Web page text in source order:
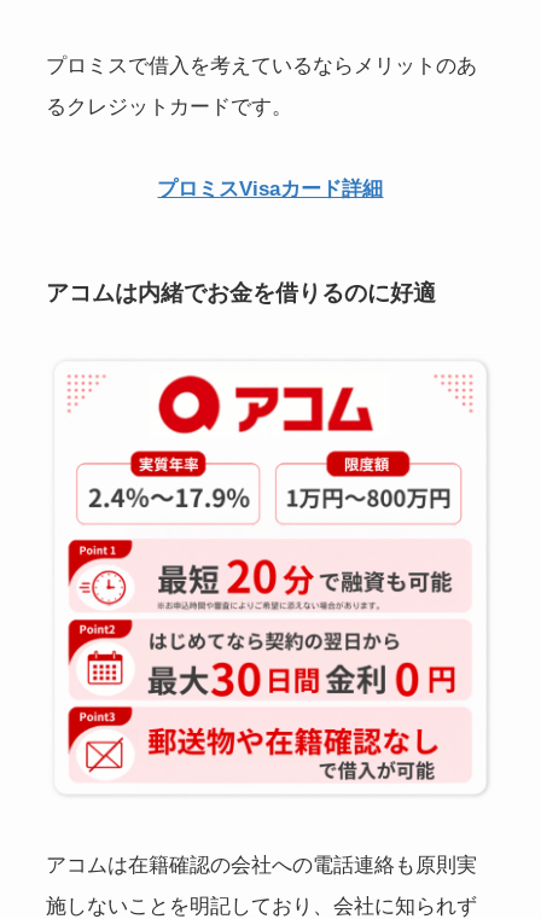
プロミスで借入を考えているならメリットのあ
るクレジットカードです。
プロミスVisaカード詳細
アコムは内緒でお金を借りるのに好適
アコムは在籍確認の会社への電話連絡も原則実
施しないことを明記しており、会社に知られず